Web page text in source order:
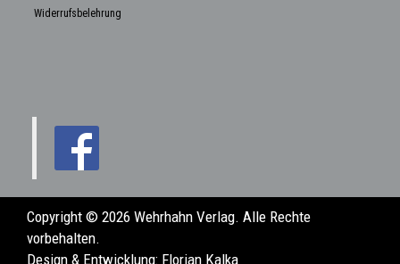
Widerrufsbelehrung
Copyright © 2026 Wehrhahn Verlag. Alle Rechte
vorbehalten.
Design & Entwicklung: Florian Kalka